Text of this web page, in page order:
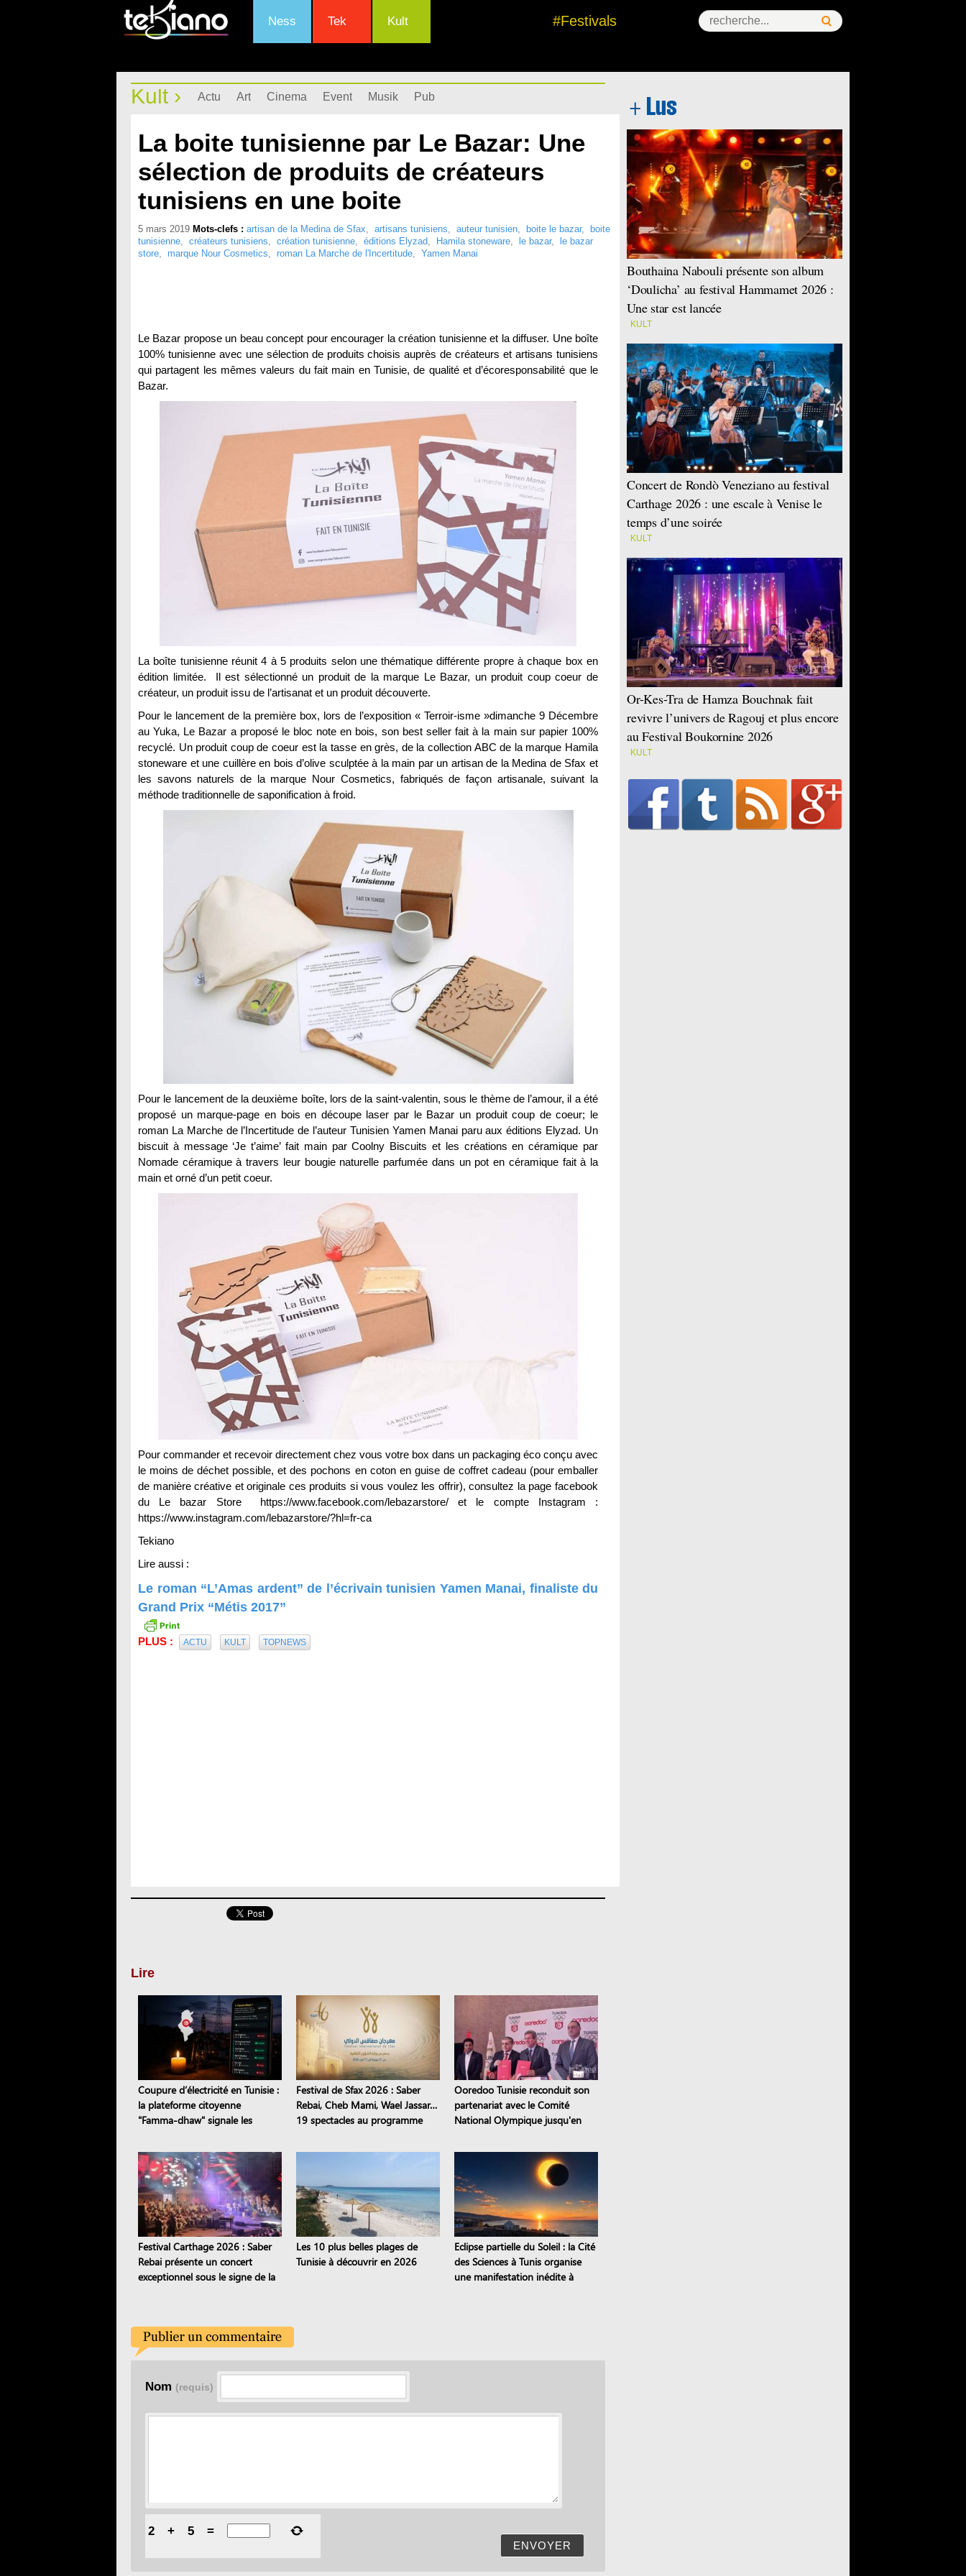
Ness Tek Kult #Festivals
Kult › Actu Art Cinema Event Musik Pub
La boite tunisienne par Le Bazar: Une
sélection de produits de créateurs
tunisiens en une boite
5 mars 2019 Mots-clefs : artisan de la Medina de Sfax, artisans tunisiens, auteur tunisien, boite le bazar,
boite
tunisienne, créateurs tunisiens, création tunisienne, éditions Elyzad, Hamila stoneware, le bazar,
le bazar
store, marque Nour Cosmetics, roman La Marche de l'Incertitude, Yamen Manai
Le Bazar propose un beau concept pour encourager la création tunisienne et la diffuser. Une boîte
100% tunisienne avec une sélection de produits choisis auprès de créateurs et artisans tunisiens
qui partagent les mêmes valeurs du fait main en Tunisie, de qualité et d’écoresponsabilité que le
Bazar.
La boîte tunisienne réunit 4 à 5 produits selon une thématique différente propre à chaque box en
édition limitée. Il est sélectionné un produit de la marque Le Bazar, un produit coup coeur de
créateur, un produit issu de l’artisanat et un produit découverte.
Pour le lancement de la première box, lors de l’exposition « Terroir-isme »dimanche 9 Décembre
au Yuka, Le Bazar a proposé le bloc note en bois, son best seller fait à la main sur papier 100%
recyclé. Un produit coup de coeur est la tasse en grès, de la collection ABC de la marque Hamila
stoneware et une cuillère en bois d’olive sculptée à la main par un artisan de la Medina de Sfax et
les savons naturels de la marque Nour Cosmetics, fabriqués de façon artisanale, suivant la
méthode traditionnelle de saponification à froid.
Pour le lancement de la deuxième boîte, lors de la saint-valentin, sous le thème de l’amour, il a été
proposé un marque-page en bois en découpe laser par le Bazar un produit coup de coeur; le
roman La Marche de l’Incertitude de l’auteur Tunisien Yamen Manai paru aux éditions Elyzad. Un
biscuit à message ‘Je t’aime’ fait main par Coolny Biscuits et les créations en céramique par
Nomade céramique à travers leur bougie naturelle parfumée dans un pot en céramique fait à la
main et orné d’un petit coeur.
Pour commander et recevoir directement chez vous votre box dans un packaging éco conçu avec
le moins de déchet possible, et des pochons en coton en guise de coffret cadeau (pour emballer
de manière créative et originale ces produits si vous voulez les offrir), consultez la page facebook
du Le bazar Store https://www.facebook.com/lebazarstore/ et le compte Instagram :
https://www.instagram.com/lebazarstore/?hl=fr-ca
Tekiano
Lire aussi :
Le roman “L’Amas ardent” de l’écrivain tunisien Yamen Manai, finaliste du
Grand Prix “Métis 2017”
PLUS : ACTU KULT TOPNEWS
Lire
Coupure d’électricité en Tunisie :
la plateforme citoyenne
"Famma-dhaw" signale les
Festival de Sfax 2026 : Saber
Rebai, Cheb Mami, Wael Jassar…
19 spectacles au programme
Ooredoo Tunisie reconduit son
partenariat avec le Comité
National Olympique jusqu'en
Festival Carthage 2026 : Saber
Rebai présente un concert
exceptionnel sous le signe de la
Les 10 plus belles plages de
Tunisie à découvrir en 2026
Eclipse partielle du Soleil : la Cité
des Sciences à Tunis organise
une manifestation inédite à
Nom (requis)
ENVOYER
2 + 5 =
Bouthaina Nabouli présente son album
‘Doulicha’ au festival Hammamet 2026 :
Une star est lancée
KULT
Concert de Rondò Veneziano au festival
Carthage 2026 : une escale à Venise le
temps d’une soirée
KULT
Or-Kes-Tra de Hamza Bouchnak fait
revivre l’univers de Ragouj et plus encore
au Festival Boukornine 2026
KULT